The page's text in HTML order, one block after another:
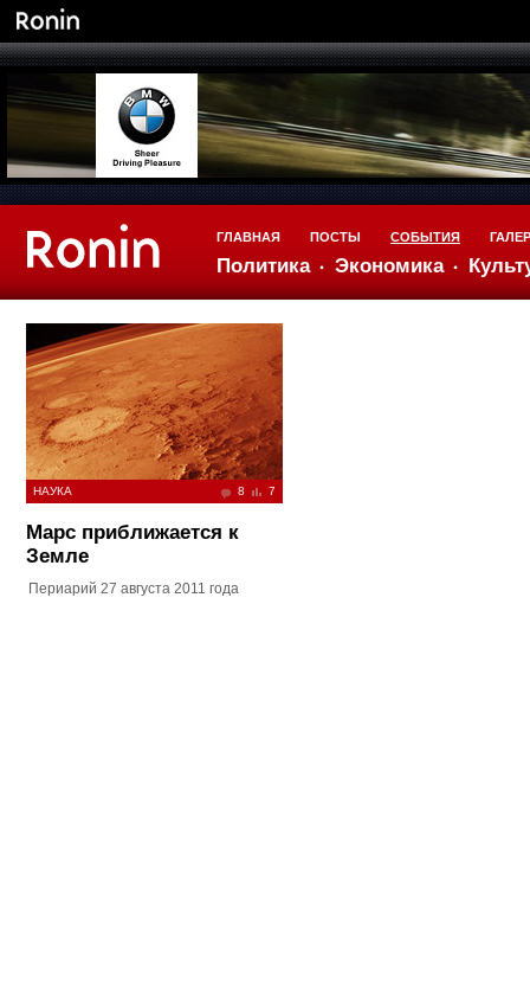
ГЛАВНАЯ
Политика Экономика
ПОСТЫ СОБЫТИЯ
НАУКА 8 7
Марс приближается к
Земле
Периарий 27 августа 2011 года